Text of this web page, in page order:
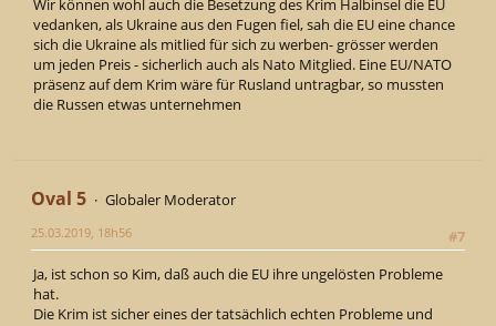
Wir können wohl auch die Besetzung des Krim Halbinsel die EU
vedanken, als Ukraine aus den Fugen fiel, sah die EU eine chance
sich die Ukraine als mitlied für sich zu werben- grösser werden
um jeden Preis - sicherlich auch als Nato Mitglied. Eine EU/NATO
präsenz auf dem Krim wäre für Rusland untragbar, so mussten
die Russen etwas unternehmen
Oval 5
Globaler Moderator
#7
25.03.2019, 18h56
Ja, ist schon so Kim, daß auch die EU ihre ungelösten Probleme
hat.
Die Krim ist sicher eines der tatsächlich echten Probleme und